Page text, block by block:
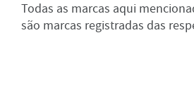
Todas as marcas aqui
são marcas registradas das